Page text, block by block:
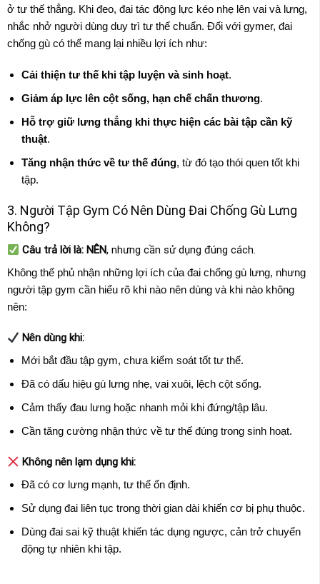
ở tư thế thẳng. Khi đeo, đai tác động lực kéo nhẹ lên vai và lưng,
nhắc nhở người dùng duy trì tư thế chuẩn. Đối với gymer, đai
chống gù có thể mang lại nhiều lợi ích như:
Cải thiện tư thế khi tập luyện và sinh hoạt.
Giảm áp lực lên cột sống, hạn chế chấn thương.
Hỗ trợ giữ lưng thẳng khi thực hiện các bài tập cần kỹ
thuật.
Tăng nhận thức về tư thế đúng, từ đó tạo thói quen tốt khi
tập.
3. Người Tập Gym Có Nên Dùng Đai Chống Gù Lưng
Không?
Câu trả lời là: NÊN, nhưng cần sử dụng đúng cách.
Không thể phủ nhận những lợi ích của đai chống gù lưng, nhưng
người tập gym cần hiểu rõ khi nào nên dùng và khi nào không
nên:
Nên dùng khi:
Mới bắt đầu tập gym, chưa kiểm soát tốt tư thế.
Đã có dấu hiệu gù lưng nhẹ, vai xuôi, lệch cột sống.
Cảm thấy đau lưng hoặc nhanh mỏi khi đứng/tập lâu.
Cần tăng cường nhận thức về tư thế đúng trong sinh hoạt.
Không nên lạm dụng khi:
Đã có cơ lưng mạnh, tư thế ổn định.
Sử dụng đai liên tục trong thời gian dài khiến cơ bị phụ thuộc.
Dùng đai sai kỹ thuật khiến tác dụng ngược, cản trở chuyển
động tự nhiên khi tập.